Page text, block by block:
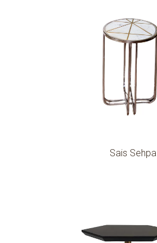
Sais Sehpa